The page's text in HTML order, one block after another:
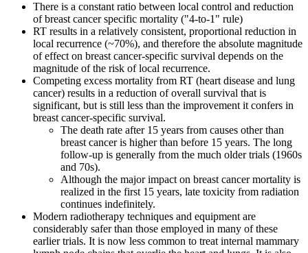
There is a constant ratio between local control and reduction
of breast cancer specific mortality ("4-to-1" rule)
RT results in a relatively consistent, proportional reduction in
local recurrence (~70%), and therefore the absolute magnitude
of effect on breast cancer-specific survival depends on the
magnitude of the risk of local recurrence.
Competing excess mortality from RT (heart disease and lung
cancer) results in a reduction of overall survival that is
significant, but is still less than the improvement it confers in
breast cancer-specific survival.
The death rate after 15 years from causes other than
breast cancer is higher than before 15 years. The long
follow-up is generally from the much older trials (1960s
and 70s).
Although the major impact on breast cancer mortality is
realized in the first 15 years, late toxicity from radiation
continues indefinitely.
Modern radiotherapy techniques and equipment are
considerably safer than those employed in many of these
earlier trials. It is now less common to treat internal mammary